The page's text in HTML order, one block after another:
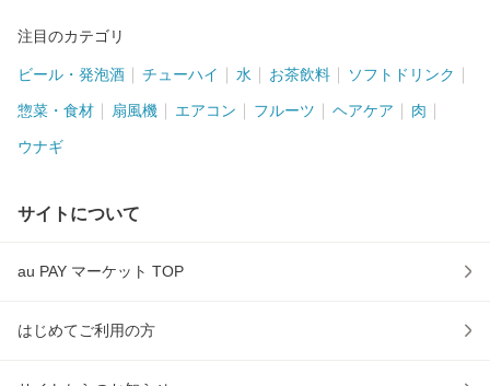
注目のカテゴリ
ビール・発泡酒 チューハイ 水 お茶飲料 ソフトドリンク
惣菜・食材 扇風機 エアコン フルーツ ヘアケア 肉
ウナギ
サイトについて
au PAY マーケット TOP
はじめてご利用の方